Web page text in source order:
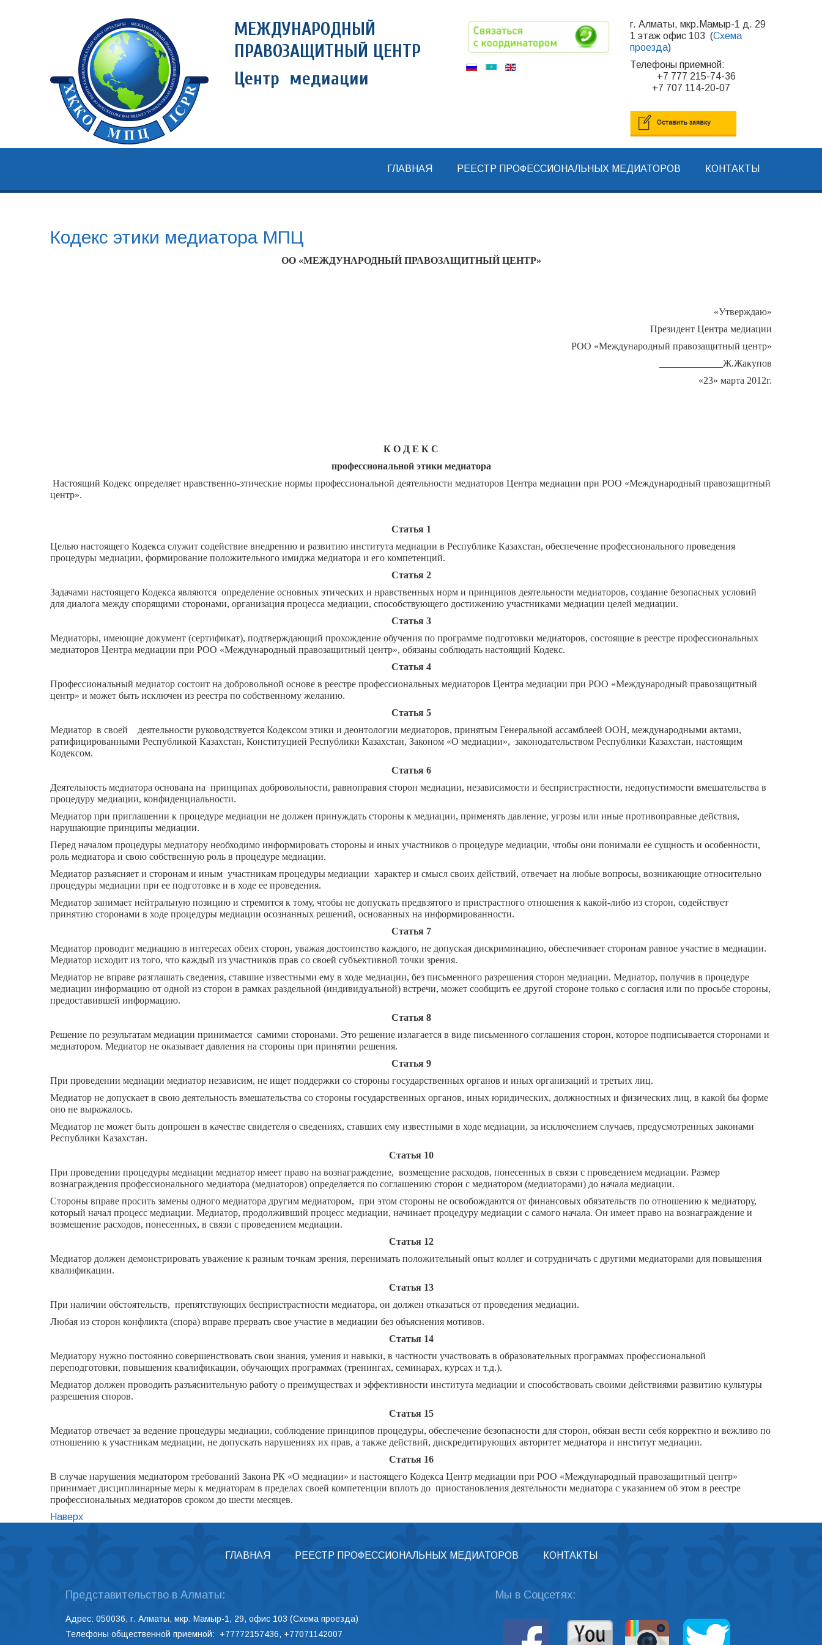
МЕЖДУНАРОДНЫЙ
ПРАВОЗАЩИТНЫЙ ЦЕНТР
Центр медиации
г. Алматы, мкр.Мамыр-1 д. 29
1 этаж офис 103 (Схема
проезда)
Телефоны приемной:
+7 777 215-74-36
+7 707 114-20-07
ГЛАВНАЯ РЕЕСТР ПРОФЕССИОНАЛЬНЫХ МЕДИАТОРОВ КОНТАКТЫ
Кодекс этики медиатора МПЦ
ОО «МЕЖДУНАРОДНЫЙ ПРАВОЗАЩИТНЫЙ ЦЕНТР»
«Утверждаю»
Президент Центра медиации
РОО «Международный правозащитный центр»
_____________Ж.Жакупов
«23» марта 2012г.
К О Д Е К С
профессиональной этики медиатора
Настоящий Кодекс определяет нравственно-этические нормы профессиональной деятельности медиаторов Центра медиации при РОО «Международный правозащитный
центр».
Статья 1
Целью настоящего Кодекса служит содействие внедрению и развитию института медиации в Республике Казахстан, обеспечение профессионального проведения
процедуры медиации, формирование положительного имиджа медиатора и его компетенций.
Статья 2
Задачами настоящего Кодекса являются определение основных этических и нравственных норм и принципов деятельности медиаторов, создание безопасных условий
для диалога между спорящими сторонами, организация процесса медиации, способствующего достижению участниками медиации целей медиации.
Статья 3
Медиаторы, имеющие документ (сертификат), подтверждающий прохождение обучения по программе подготовки медиаторов, состоящие в реестре профессиональных
медиаторов Центра медиации при РОО «Международный правозащитный центр», обязаны соблюдать настоящий Кодекс.
Статья 4
Профессиональный медиатор состоит на добровольной основе в реестре профессиональных медиаторов Центра медиации при РОО «Международный правозащитный
центр» и может быть исключен из реестра по собственному желанию.
Статья 5
Медиатор в своей деятельности руководствуется Кодексом этики и деонтологии медиаторов, принятым Генеральной ассамблеей ООН, международными актами,
ратифицированными Республикой Казахстан, Конституцией Республики Казахстан, Законом «О медиации», законодательством Республики Казахстан, настоящим
Кодексом.
Статья 6
Деятельность медиатора основана на принципах добровольности, равноправия сторон медиации, независимости и беспристрастности, недопустимости вмешательства в
процедуру медиации, конфиденциальности.
Медиатор при приглашении к процедуре медиации не должен принуждать стороны к медиации, применять давление, угрозы или иные противоправные действия,
нарушающие принципы медиации.
Перед началом процедуры медиатору необходимо информировать стороны и иных участников о процедуре медиации, чтобы они понимали ее сущность и особенности,
роль медиатора и свою собственную роль в процедуре медиации.
Медиатор разъясняет и сторонам и иным участникам процедуры медиации характер и смысл своих действий, отвечает на любые вопросы, возникающие относительно
процедуры медиации при ее подготовке и в ходе ее проведения.
Медиатор занимает нейтральную позицию и стремится к тому, чтобы не допускать предвзятого и пристрастного отношения к какой-либо из сторон, содействует
принятию сторонами в ходе процедуры медиации осознанных решений, основанных на информированности.
Статья 7
Медиатор проводит медиацию в интересах обеих сторон, уважая достоинство каждого, не допуская дискриминацию, обеспечивает сторонам равное участие в медиации.
Медиатор исходит из того, что каждый из участников прав со своей субъективной точки зрения.
Медиатор не вправе разглашать сведения, ставшие известными ему в ходе медиации, без письменного разрешения сторон медиации. Медиатор, получив в процедуре
медиации информацию от одной из сторон в рамках раздельной (индивидуальной) встречи, может сообщить ее другой стороне только с согласия или по просьбе стороны,
предоставившей информацию.
Статья 8
Решение по результатам медиации принимается самими сторонами. Это решение излагается в виде письменного соглашения сторон, которое подписывается сторонами и
медиатором. Медиатор не оказывает давления на стороны при принятии решения.
Статья 9
При проведении медиации медиатор независим, не ищет поддержки со стороны государственных органов и иных организаций и третьих лиц.
Медиатор не допускает в свою деятельность вмешательства со стороны государственных органов, иных юридических, должностных и физических лиц, в какой бы форме
оно не выражалось.
Медиатор не может быть допрошен в качестве свидетеля о сведениях, ставших ему известными в ходе медиации, за исключением случаев, предусмотренных законами
Республики Казахстан.
Статья 10
При проведении процедуры медиации медиатор имеет право на вознаграждение, возмещение расходов, понесенных в связи с проведением медиации. Размер
вознаграждения профессионального медиатора (медиаторов) определяется по соглашению сторон с медиато­ром (медиаторами) до начала медиации.
Стороны вправе просить замены одного медиатора другим медиатором, при этом стороны не освобождаются от финансовых обязательств по отношению к медиатору,
который начал процесс медиации. Медиатор, продолживший процесс медиации, начинает процедуру медиации с самого начала. Он имеет право на вознаграждение и
возмещение расходов, понесенных, в связи с проведением медиации.
Статья 12
Медиатор должен демонстрировать уважение к разным точкам зрения, перенимать положительный опыт коллег и сотрудничать с другими медиаторами для повышения
квалификации.
Статья 13
При наличии обстоятельств, препятствующих беспристрастности медиатора, он должен отказаться от проведения медиации.
Любая из сторон конфликта (спора) вправе прервать свое участие в медиации без объяснения мотивов.
Статья 14
Медиатору нужно постоянно совершенствовать свои знания, умения и навыки, в частности участвовать в образовательных программах профессиональной
переподготовки, повышения квалификации, обучающих программах (тренингах, семинарах, курсах и т.д.).
Медиатор должен проводить разъяснительную работу о преимуществах и эффективности института медиации и способствовать своими действиями развитию культуры
разрешения споров.
Статья 15
Медиатор отвечает за ведение процедуры медиации, соблюдение принципов процедуры, обеспечение безопасности для сторон, обязан вести себя корректно и вежливо по
отношению к участникам медиации, не допускать нарушениях их прав, а также действий, дискредитирующих авторитет медиатора и институт медиации.
Статья 16
В случае нарушения медиатором требований Закона РК «О медиации» и настоящего Кодекса Центр медиации при РОО «Международный правозащитный центр»
принимает дисциплинарные меры к медиаторам в пределах своей компетенции вплоть до приостановления деятельности медиатора с указанием об этом в реестре
профессиональных медиаторов сроком до шести месяцев.
Наверх
ГЛАВНАЯ РЕЕСТР ПРОФЕССИОНАЛЬНЫХ МЕДИАТОРОВ КОНТАКТЫ
Представительство в Алматы:
Адрес: 050036, г. Алматы, мкр. Мамыр-1, 29, офис 103 (Схема проезда)
Телефоны общественной приемной: +77772157436, +77071142007
Мы в Соцсетях: